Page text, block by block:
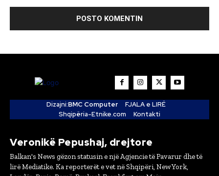
Dizajni:BMC Computer
FJALA e LIRË
Shqipëria-Etnike.com
Kontakti
Veronikë Pepushaj, drejtore
Balkan's News gëzon statusin e një Agjencie të Pavarur dhe të
lirë Mediatike. Ka reporterët e vet në Shqipëri, New York,